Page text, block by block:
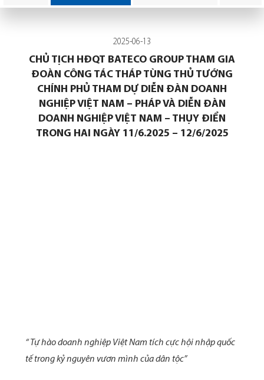
2025-06-13
CHỦ TỊCH HĐQT BATECO GROUP THAM GIA
ĐOÀN CÔNG TÁC THÁP TÙNG THỦ TƯỚNG
CHÍNH PHỦ THAM DỰ DIỄN ĐÀN DOANH
NGHIỆP VIỆT NAM – PHÁP VÀ DIỄN ĐÀN
DOANH NGHIỆP VIỆT NAM – THỤY ĐIỂN
TRONG HAI NGÀY 11/6.2025 – 12/6/2025
“ Tự hào doanh nghiệp Việt Nam tích cực hội nhập quốc
tế trong kỷ nguyên vươn mình của dân tộc”